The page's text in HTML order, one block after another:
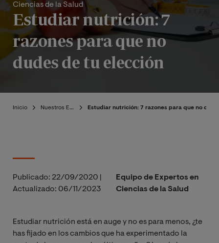
Ciencias de la Salud
Estudiar nutrición: 7
razones para que no
dudes de tu elección
Inicio Nuestros Expertos Estudiar nutrición: 7 razones para que no
Publicado: 22/09/2020
Actualizado: 06/11/2023
Equipo de Expertos en
Ciencias de la Salud
Estudiar nutrición está en auge y no es para menos, ¿te
has fijado en los cambios que ha experimentado la